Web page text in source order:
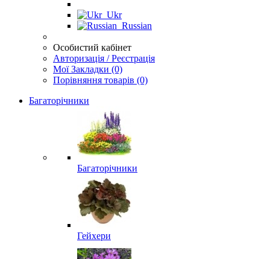
Ukr
Russian
Особистий кабінет
Авторизація / Реєстрація
Мої Закладки (0)
Порівняння товарів (0)
Багаторічники
Багаторічники
Гейхери